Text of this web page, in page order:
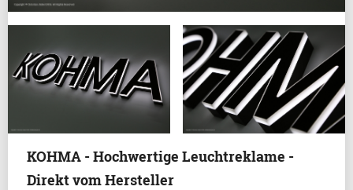
KOHMA - Hochwertige Leuchtreklame -
Direkt vom Hersteller